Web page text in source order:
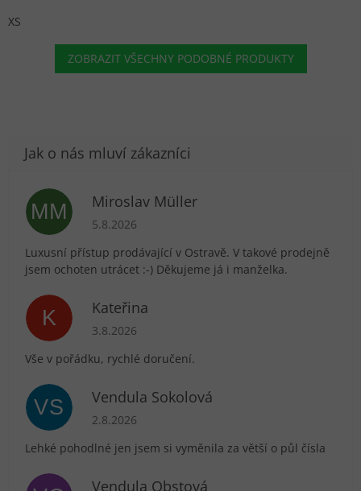
XS
ZOBRAZIT VŠECHNY PODOBNÉ PRODUKTY
MM Miroslav Müller
Hodnocení obchodu je 5 z 5 hvězdiček.
5.8.2026
Luxusní přístup prodávající v Ostravě. V takové prodejně
jsem ochoten utrácet :-) Děkujeme já i manželka.
K Kateřina
Hodnocení obchodu je 5 z 5 hvězdiček.
3.8.2026
Vše v pořádku, rychlé doručení.
VS Vendula Sokolová
Hodnocení obchodu je 5 z 5 hvězdiček.
2.8.2026
Lehké pohodlné jen jsem si vyměnila za větší o půl čísla
Vendula Obstová